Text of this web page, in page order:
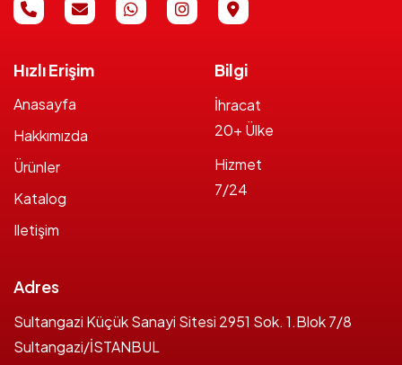
Hızlı Erişim
Anasayfa
Hakkımızda
Ürünler
Katalog
Iletişim
Bilgi
İhracat
20+ Ülke
Hizmet
7/24
Adres
Sultangazi Küçük Sanayi Sitesi 2951 Sok. 1.Blok 7/8
Sultangazi/İSTANBUL